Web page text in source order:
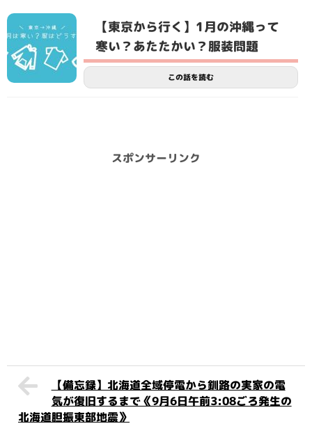
【東京から行く】1月の沖縄って
寒い？あたたかい？服装問題
この話を読む
スポンサーリンク
【備忘録】北海道全域停電から釧路の実家の電
気が復旧するまで《9月6日午前3:08ごろ発生の
北海道胆振東部地震》